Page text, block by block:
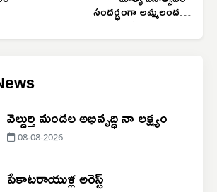
సందర్భంగా అమ్మలందరికీ
హృదయపూర్వక
శుభాకాంక్షలు
వెల్దుర్తి మండల అభివృద్ధి నా లక్ష్యం
08-08-2026
పేకాటరాయుళ్ల అరెస్ట్